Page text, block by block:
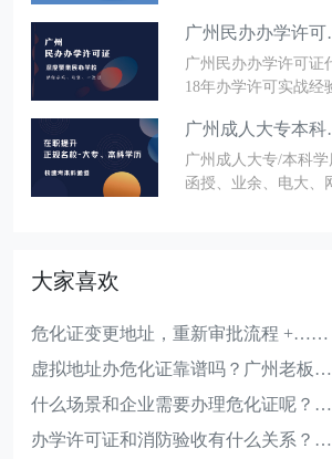
广州民办办学许
广州民办办学许可证
18年办学许可实战
广州成人大专本
广州成人大专/本科学
函授、业余、电大
大家喜欢
危化证变更地址，重新审批流程 +……
虚拟地址办危化证靠谱吗？广州老板
什么场景和企业需要办理危化证呢？
办学许可证和消防验收有什么关系？